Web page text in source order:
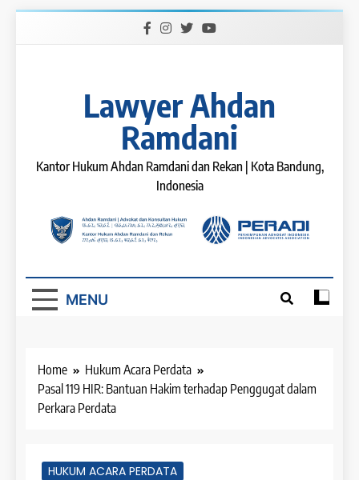
Lawyer Ahdan
Ramdani
Kantor Hukum Ahdan Ramdani dan Rekan | Kota Bandung,
Indonesia
MENU
Home
Hukum Acara Perdata
Pasal 119 HIR: Bantuan Hakim terhadap Penggugat dalam
Perkara Perdata
HUKUM ACARA PERDATA